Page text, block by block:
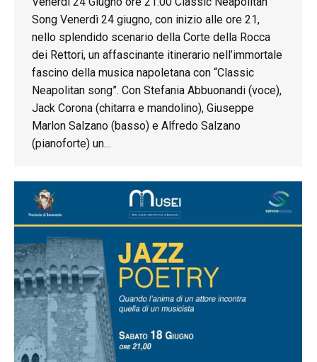
Song Venerdì 24 giugno, con inizio alle ore 21,
nello splendido scenario della Corte della Rocca
dei Rettori, un affascinante itinerario nell’immortale
fascino della musica napoletana con “Classic
Neapolitan song”. Con Stefania Abbuonandi (voce),
Jack Corona (chitarra e mandolino), Giuseppe
Marlon Salzano (basso) e Alfredo Salzano
(pianoforte) un…